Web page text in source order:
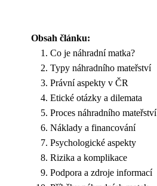
Obsah článku:
Co je náhradní matka?
Typy náhradního mateřství
Právní aspekty v ČR
Etické otázky a dilemata
Proces náhradního mateřství
Náklady a financování
Psychologické aspekty
Rizika a komplikace
Podpora a zdroje informací